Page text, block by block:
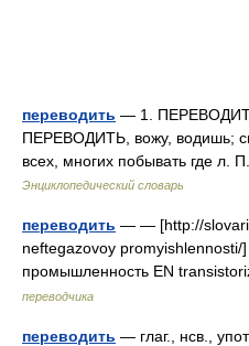
переводить — 1.
ПЕРЕВОДИТЬ, вожу, водишь;
всех, многих побывать где л.
Энциклопедический словарь
переводить — — [http://
neftegazovoy promyishlennosti/
промышленность EN
переводчика
переводить — глаг., нсв.,